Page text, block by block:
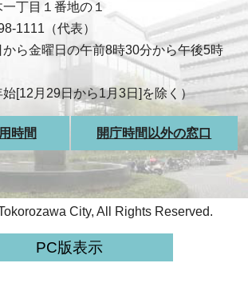
丁目１番地の１
1111（代表）
ら金曜日の午前8時30分から午後5時
始[12月29日から1月3日]を除く）
時間 開庁時間以外の窓口
City, All Rights Reserved.
PC版表示